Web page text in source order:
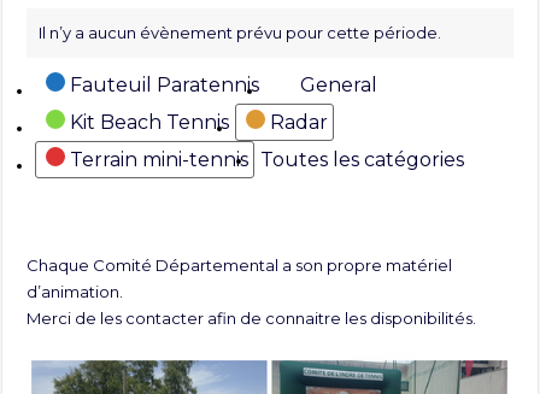
Il n’y a aucun évènement prévu pour cette période.
Catégories
Fauteuil Paratennis
General
Kit Beach Tennis
Radar
Terrain mini-tennis Toutes les catégories
Chaque Comité Départemental a son propre matériel
d’animation.
Merci de les contacter afin de connaitre les disponibilités.